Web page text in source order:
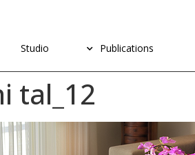
Publications
Studio
tal_12